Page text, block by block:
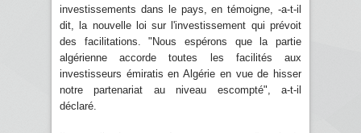
investissements dans le pays, en témoigne, -a-t-il
dit, la nouvelle loi sur l'investissement qui prévoit
des facilitations. "Nous espérons que la partie
algérienne accorde toutes les facilités aux
investisseurs émiratis en Algérie en vue de hisser
notre partenariat au niveau escompté", a-t-il
déclaré.